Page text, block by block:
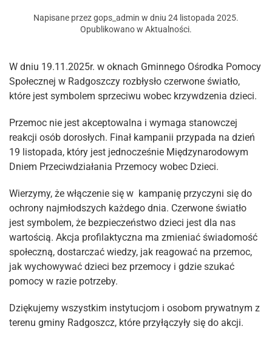
Napisane przezgops_admin w dniu 24 listopada 2025.
Opublikowano w Aktualności.
W dniu 19.11.2025r. w oknach Gminnego Ośrodka Pomocy
Społecznej w Radgoszczy rozbłysło czerwone światło,
które jest symbolem sprzeciwu wobec krzywdzenia dzieci.
Przemoc nie jest akceptowalna i wymaga stanowczej
reakcji osób dorosłych. Finał kampanii przypada na dzień
19 listopada, który jest jednocześnie Międzynarodowym
Dniem Przeciwdziałania Przemocy wobec Dzieci.
Wierzymy, że włączenie się w kampanię przyczyni się do
ochrony najmłodszych każdego dnia. Czerwone światło
jest symbolem, że bezpieczeństwo dzieci jest dla nas
wartością. Akcja profilaktyczna ma zmieniać świadomość
społeczną, dostarczać wiedzy, jak reagować na przemoc,
jak wychowywać dzieci bez przemocy i gdzie szukać
pomocy w razie potrzeby.
Dziękujemy wszystkim instytucjom i osobom prywatnym z
terenu gminy Radgoszcz, które przyłączyły się do akcji.